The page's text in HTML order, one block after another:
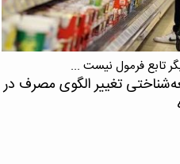
تابع فرمول نیست ...
تغییر الگوی مصرف در